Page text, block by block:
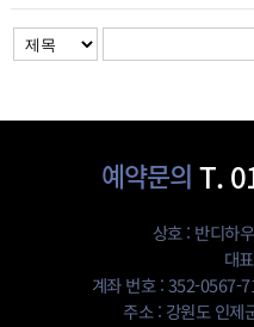
예약문의 T.
상호 : 반디하
대
계좌 번호 : 352-0567-
주소 : 강원도 인제